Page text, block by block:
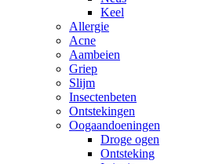
Keel
Allergie
Acne
Aambeien
Griep
Slijm
Insectenbeten
Ontstekingen
Oogaandoeningen
Droge ogen
Ontsteking